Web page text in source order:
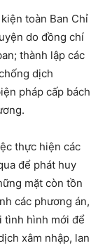
toàn Ban Chỉ
do đồng chí
thành lập các
dịch
pháp cấp bách
thực hiện các
để phát huy
mặt còn tồn
các phương án,
tình hình mới để
xâm nhập, lan